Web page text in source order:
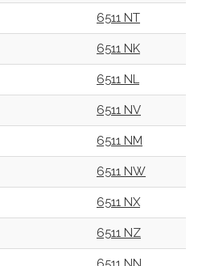
6511 NT
6511 NK
6511 NL
6511 NV
6511 NM
6511 NW
6511 NX
6511 NZ